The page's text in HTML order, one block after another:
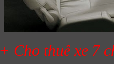
+ Cho thuê xe 7